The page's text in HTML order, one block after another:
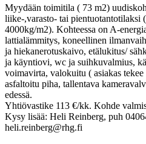
Myydään toimitila ( 73 m2)
liike-,varasto- tai pientuotantotilaksi
4000kg/m2). Kohteessa on A-
lattialämmitys, koneellinen
ja hiekanerotuskaivo, etälukitus/
ja käyntiovi, wc ja suihkuvalmius,
voimavirta, valokuitu ( asiakas
asfaltoitu piha, tallentava
edessä.
Yhtiövastike 113 €/kk. Kohde
Kysy lisää: Heli Reinberg, puh
heli.reinberg@rhg.fi